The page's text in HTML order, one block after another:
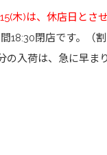
)は、休店日とさせ
18:30閉店です。（
入荷は、急に早ま